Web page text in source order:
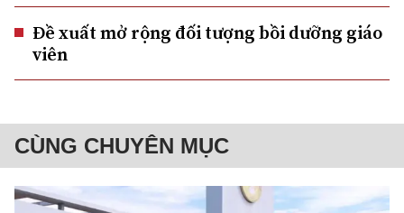
Đề xuất mở rộng đối tượng bồi dưỡng giáo
viên
CÙNG CHUYÊN MỤC